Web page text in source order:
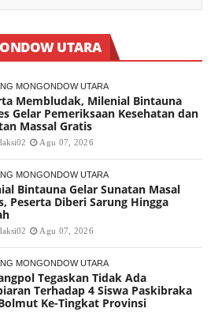
UTARA
MONGONDOW UTARA
Membludak, Milenial Bintauna
Gelar Pemeriksaan Kesehatan dan
Massal Gratis
Agu 07, 2026
MONGONDOW UTARA
Bintauna Gelar Sunatan Masal
Peserta Diberi Sarung Hingga
Agu 07, 2026
MONGONDOW UTARA
Tegaskan Tidak Ada
Terhadap 4 Siswa Paskibraka
Ke-Tingkat Provinsi